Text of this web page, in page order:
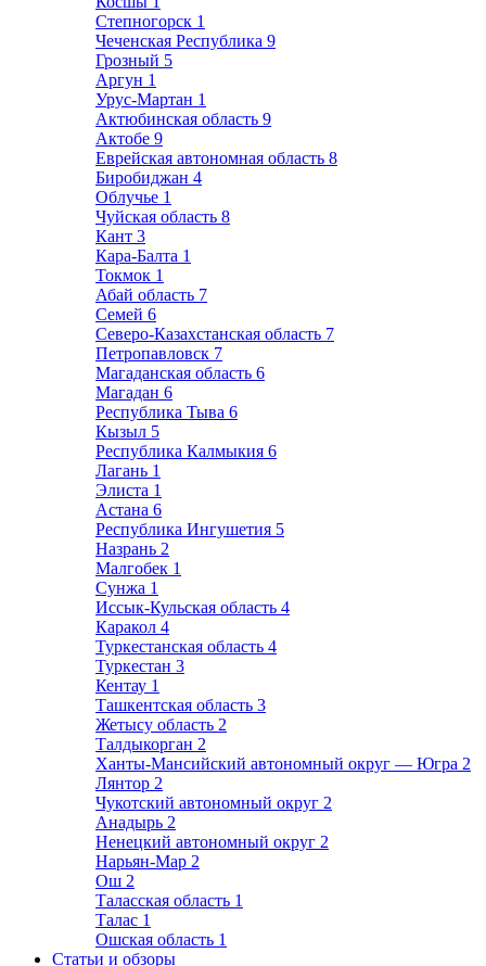
Степногорск 1
Чеченская Республика 9
Грозный 5
Аргун 1
Урус-Мартан 1
Актюбинская область 9
Актобе 9
Еврейская автономная область 8
Биробиджан 4
Облучье 1
Чуйская область 8
Кант 3
Кара-Балта 1
Токмок 1
Абай область 7
Семей 6
Северо-Казахстанская область 7
Петропавловск 7
Магаданская область 6
Магадан 6
Республика Тыва 6
Кызыл 5
Республика Калмыкия 6
Лагань 1
Элиста 1
Астана 6
Республика Ингушетия 5
Назрань 2
Малгобек 1
Сунжа 1
Иссык-Кульская область 4
Каракол 4
Туркестанская область 4
Туркестан 3
Кентау 1
Ташкентская область 3
Жетысу область 2
Талдыкорган 2
Ханты-Мансийский автономный округ — Югра 2
Лянтор 2
Чукотский автономный округ 2
Анадырь 2
Ненецкий автономный округ 2
Нарьян-Мар 2
Ош 2
Таласская область 1
Талас 1
Ошская область 1
Статьи и обзоры